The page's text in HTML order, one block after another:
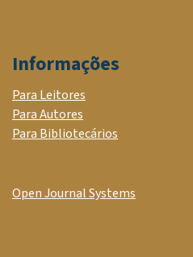
Informações
Para Leitores
Para Autores
Para Bibliotecários
Open Journal Systems